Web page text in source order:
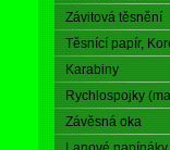
Závitová těsnění
Těsnící papír,
Karabiny
Rychlospojky
Závěsná oka